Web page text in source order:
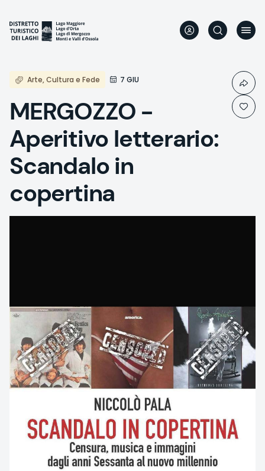
main
content
Arte, Cultura e Fede 7 GIU
MERGOZZO -
Aperitivo letterario:
Scandalo in
copertina